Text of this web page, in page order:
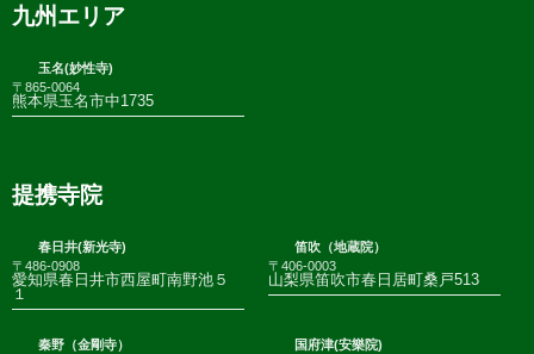
九州エリア
玉名(妙性寺)
〒865-0064
熊本県玉名市中1735
提携寺院
春日井(新光寺)
〒486-0908
愛知県春日井市西屋町南野池５
１
笛吹（地蔵院）
〒406-0003
山梨県笛吹市春日居町桑戸513
秦野（金剛寺）
国府津(安樂院)